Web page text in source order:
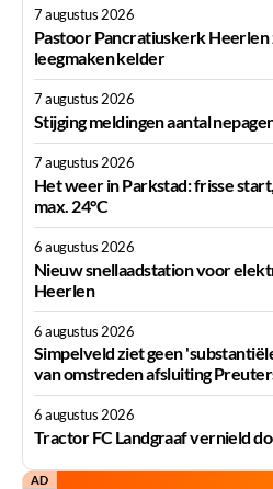
7 augustus 2026
Pastoor Pancratiuskerk Heerlen
leegmaken kelder
7 augustus 2026
Stijging meldingen aantal
7 augustus 2026
Het weer in Parkstad: frisse
max. 24°C
6 augustus 2026
Nieuw snellaadstation voor
Heerlen
6 augustus 2026
Simpelveld ziet geen
van omstreden afsluiting
6 augustus 2026
Tractor FC Landgraaf vernield
AD